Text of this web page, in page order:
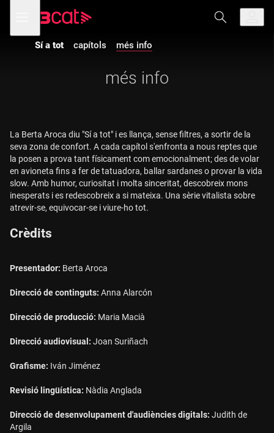
navegació
principal
menú
de
Sí a tot capítols més info
més info
La Berta Aroca diu "Sí a tot" i es llança, sense filtres, a sortir de la
seva zona de confort. A cada capítol s'enfronta a nous reptes que
la posen a prova tant físicament com emocionalment; des de volar
en avioneta fins a fer de tatuadora, ballar sardanes o provar la vida
slow. Amb humor, curiositat i molta sinceritat, descobreix mons
inesperats i es redescobreix a si mateixa. Una sèrie vitalista sobre
atrevir-se, equivocar-se i viure-ho tot.
Crèdits
Presentador: Berta Aroca
Direcció de continguts: Anna Alarcón
Direcció de producció: Maria Macià
Direcció audiovisual: Joan Suriñach
Grafisme: Iván Jiménez
Revisió lingüística: Nàdia Anglada
Direcció de desenvolupament d'audiències digitals: Judith de
Argila